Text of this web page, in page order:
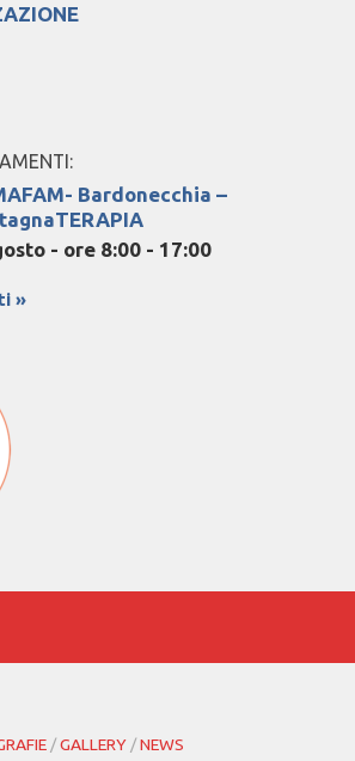
Bardonecchia –
- ore 8:00 - 17:00
»
/GALLERY /NEWS